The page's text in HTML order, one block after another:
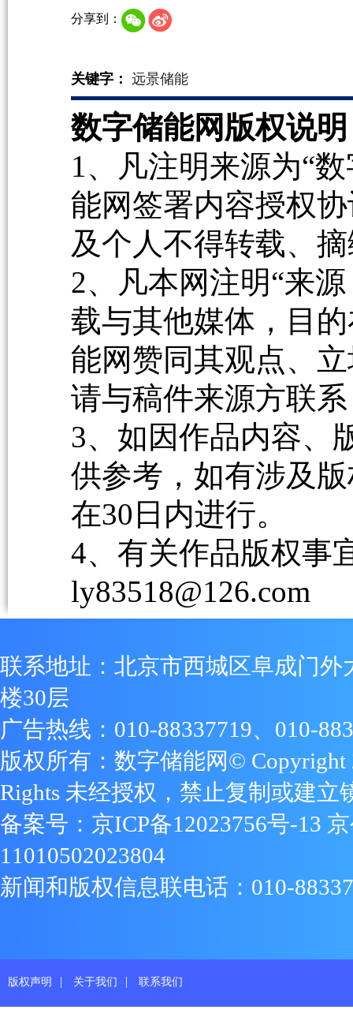
分享到：
关键字： 远景储能
数字储能网版权说
1、凡注明来源为“
能网签署内容授权
及个人不得转载、
2、凡本网注明“来
载与其他媒体，目
能网赞同其观点、
请与稿件来源方联
3、如因作品内容、
供参考，如有涉及
在30日内进行。
4、有关作品版权事
ly83518@126.com
联系地址：北京市西城区阜成门外
楼30层
广告热线：010-88337719、010-
版权所有：数字储能网© Copyright
Rights 未经授权，禁止复制或建立
备案号： 京ICP备12023756号-13
11010502023804
新闻和版权信息联电话：010-
版权声明 | 关于我们 | 联系我们